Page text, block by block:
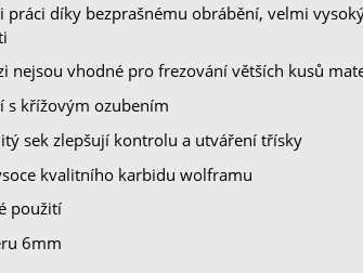
práci díky bezprašnému obrábění, velmi
nejsou vhodné pro frezování větších kusů
s křížovým ozubením
sek zlepšují kontrolu a utváření třísky
kvalitního karbidu wolframu
použití
6mm